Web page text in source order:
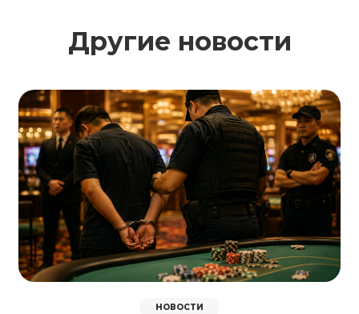
Другие новости
НОВОСТИ